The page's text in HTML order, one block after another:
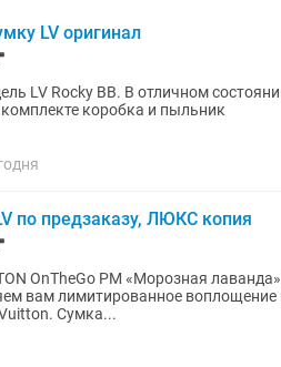
LV оригинал
LV Rocky BB. В отличном
коробка и пыльник
по предзаказу, ЛЮКС копия
PM «Морозная лаванда» (M25770) Элегантность
вам лимитированное воплощение
Сумка...